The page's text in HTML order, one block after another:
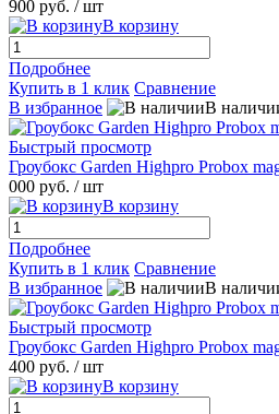
900 руб. / шт
В корзину
Подробнее
Купить в 1 клик Сравнение
В избранное
В
Быстрый просмотр
Гроубокс Garden Highpro Probox
000 руб. / шт
В корзину
Подробнее
Купить в 1 клик Сравнение
В избранное
В
Быстрый просмотр
Гроубокс Garden Highpro Probox
400 руб. / шт
В корзину